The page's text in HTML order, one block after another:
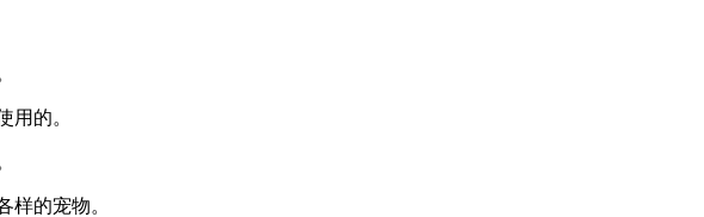
的。
的宠物。